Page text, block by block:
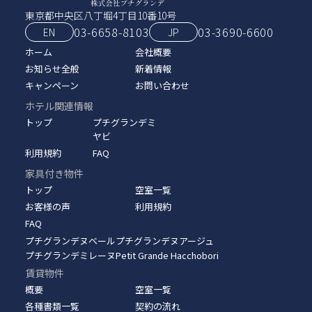
東京都中央区八丁堀4丁目10番10号
EN
03-6658-8103 JP 03‑3690‑6600
ホーム
会社概要
お知らせ全般
新着情報
キャンペーン
お問い合わせ
ホテル関連情報
トップ
プチグランデミ
ヤビ
利用規約
FAQ
家具付き物件
トップ
空室一覧
お客様の声
利用規約
FAQ
プチグランデヌベールプチグランデヌアージュ
プチグランデミレーヌPetit Grande Hacchobori
賃貸物件
概要
空室一覧
各種書類一覧
契約の流れ